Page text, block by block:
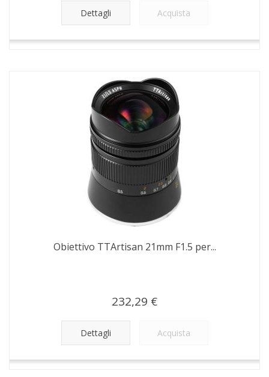
Dettagli Acquista
Obiettivo TTArtisan 21mm F1.5 per...
232,29 €
Dettagli Acquista